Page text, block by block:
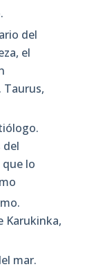
del
el
Taurus,
del
lo
Karukinka,
mar.